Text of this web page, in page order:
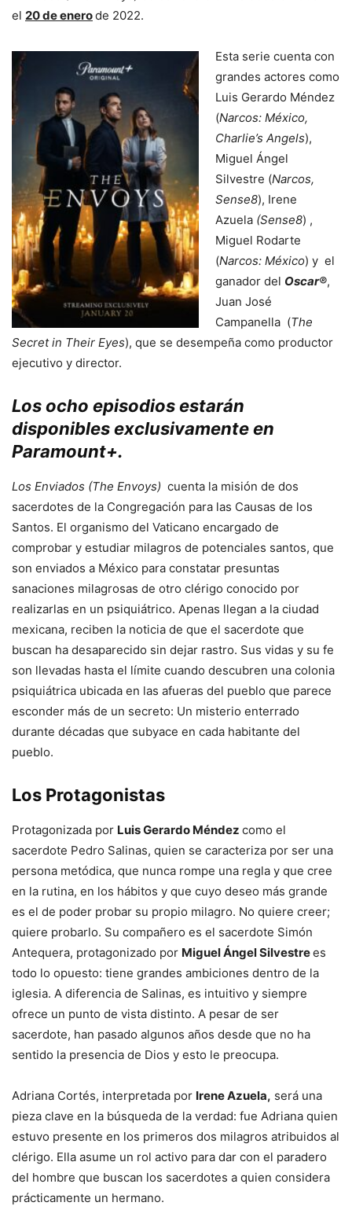
el 20 de enerode 2022.
Esta serie cuenta con
grandes actores como
Luis Gerardo Méndez
(Narcos: México,
Charlie’s Angels),
Miguel Ángel
Silvestre (Narcos,
Sense8), Irene
Azuela (Sense8) ,
Miguel Rodarte
(Narcos: México) y el
ganador del Oscar®,
Juan José
Campanella (The
Secret in Their Eyes), que se desempeña como productor
ejecutivo y director.
Los ocho episodios estarán
disponibles exclusivamente en
Paramount+.
Los Enviados (The Envoys) cuenta la misión de dos
sacerdotes de la Congregación para las Causas de los
Santos. El organismo del Vaticano encargado de
comprobar y estudiar milagros de potenciales santos, que
son enviados a México para constatar presuntas
sanaciones milagrosas de otro clérigo conocido por
realizarlas en un psiquiátrico. Apenas llegan a la ciudad
mexicana, reciben la noticia de que el sacerdote que
buscan ha desaparecido sin dejar rastro. Sus vidas y su fe
son llevadas hasta el límite cuando descubren una colonia
psiquiátrica ubicada en las afueras del pueblo que parece
esconder más de un secreto: Un misterio enterrado
durante décadas que subyace en cada habitante del
pueblo.
Los Protagonistas
Protagonizada por Luis Gerardo Méndez como el
sacerdote Pedro Salinas, quien se caracteriza por ser una
persona metódica, que nunca rompe una regla y que cree
en la rutina, en los hábitos y que cuyo deseo más grande
es el de poder probar su propio milagro. No quiere creer;
quiere probarlo. Su compañero es el sacerdote Simón
Antequera, protagonizado por Miguel Ángel Silvestrees
todo lo opuesto: tiene grandes ambiciones dentro de la
iglesia. A diferencia de Salinas, es intuitivo y siempre
ofrece un punto de vista distinto. A pesar de ser
sacerdote, han pasado algunos años desde que no ha
sentido la presencia de Dios y esto le preocupa.
Adriana Cortés, interpretada por Irene Azuela, será una
pieza clave en la búsqueda de la verdad: fue Adriana quien
estuvo presente en los primeros dos milagros atribuidos al
clérigo. Ella asume un rol activo para dar con el paradero
del hombre que buscan los sacerdotes a quien considera
prácticamente un hermano.